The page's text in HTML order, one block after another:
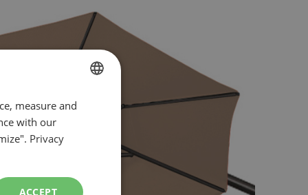
FRENCH
ENGLISH
measure and
with our
Privacy
ACCEPT